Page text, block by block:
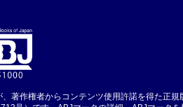
著作権者からコンテンツ使用許諾を得た正規